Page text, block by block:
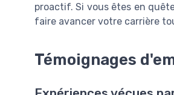
proactif. Si vous êtes en
faire avancer votre carrière
Témoignages